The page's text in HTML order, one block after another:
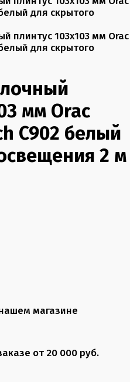
мм Orac
C902 белый
2 м
магазине
от 20 000 руб.